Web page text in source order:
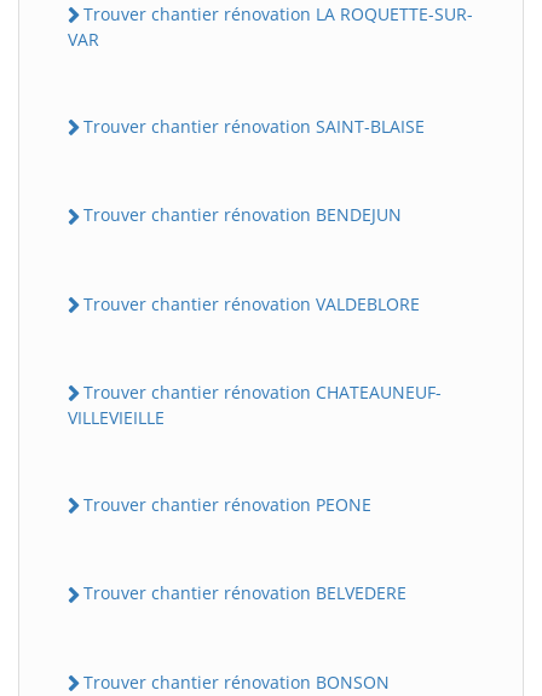
Trouver chantier rénovation LA ROQUETTE-SUR-
VAR
Trouver chantier rénovation SAINT-BLAISE
Trouver chantier rénovation BENDEJUN
Trouver chantier rénovation VALDEBLORE
Trouver chantier rénovation CHATEAUNEUF-
VILLEVIEILLE
Trouver chantier rénovation PEONE
Trouver chantier rénovation BELVEDERE
Trouver chantier rénovation BONSON